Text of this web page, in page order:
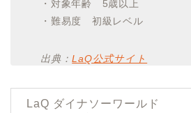
・対象年齢 5歳以上
・難易度 初級レベル
出典：LaQ公式サイト
LaQ ダイナソーワールド